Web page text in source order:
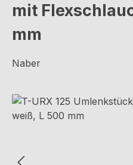
mit
mm
Naber
Bildergalerie überspringen